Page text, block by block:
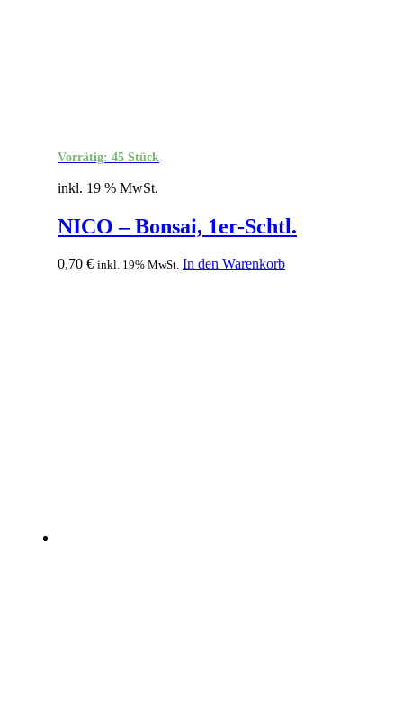
Vorrätig: 45 Stück
inkl. 19 % MwSt.
NICO – Bonsai, 1er-Schtl.
0,70 € inkl. 19% MwSt. In den Warenkorb